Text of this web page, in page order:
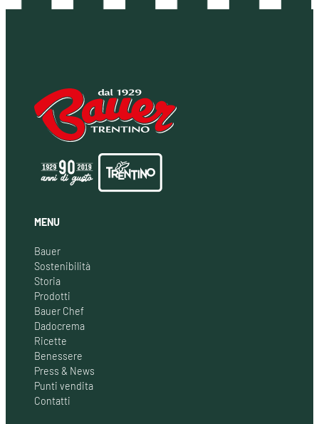
MENU
Bauer
Sostenibilità
Storia
Prodotti
Bauer Chef
Dadocrema
Ricette
Benessere
Press & News
Punti vendita
Contatti